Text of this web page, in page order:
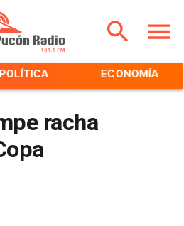
POLÍTICA ECONOMÍA
racha